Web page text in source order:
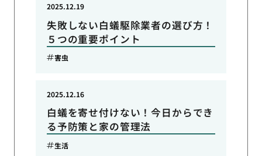
失敗しない白蟻駆除業者の選び方！
５つの重要ポイント
2025.12.19
害虫
白蟻を寄せ付けない！今日からでき
る予防策と家の管理法
2025.12.16
生活